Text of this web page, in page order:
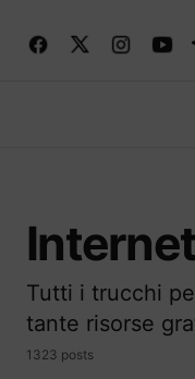
Tutti i trucchi
tante risorse
1323 posts